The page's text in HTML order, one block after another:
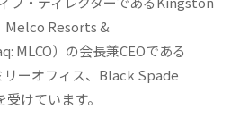
Melco Resorts &
）の会長兼CEOである
ーオフィス、Black Spade
けています。